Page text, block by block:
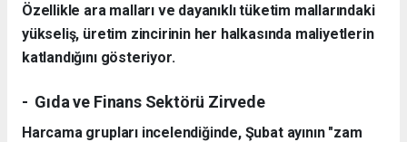
Özellikle ara malları ve dayanıklı tüketim mallarındaki
yükseliş, üretim zincirinin her halkasında maliyetlerin
katlandığını gösteriyor.
- Gıda ve Finans Sektörü Zirvede
Harcama grupları incelendiğinde, Şubat ayının "zam